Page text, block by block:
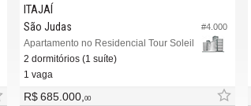
#4.000
ITAJAÍ
São Judas
Apartamento no Residencial Tour Soleil
2 dormitórios (1 suíte)
1 vaga
R$ 685.000,00